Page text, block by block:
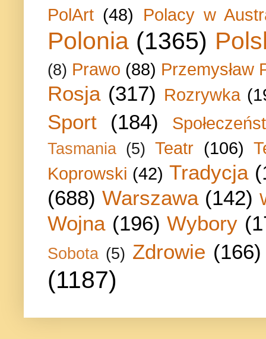
PolArt (48) Polacy w
Polonia (1365)
(8) Prawo (88) Przemysław
Rosja (317) Rozrywka
Sport (184)
Tasmania (5) Teatr (106)
Koprowski (42) Tradycja
(688) Warszawa (142)
Wojna (196) Wybory
Sobota (5) Zdrowie (166)
(1187)